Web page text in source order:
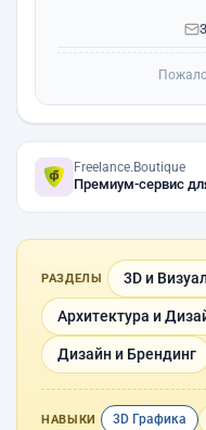
Freelance.Boutique
Премиум-сервис
РАЗДЕЛЫ 3D и
Архитектура и
Дизайн и Брендинг
НАВЫКИ 3D Графика